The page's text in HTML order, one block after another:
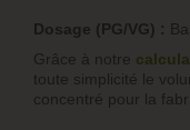
Dosage (PG/VG) :
Grâce à notre
toute simplicité le
concentré pour la